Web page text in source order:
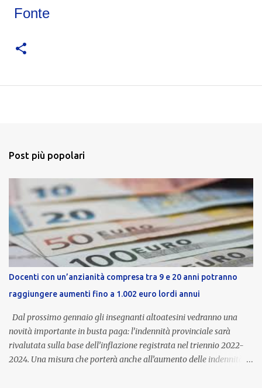
Fonte
Post più popolari
Docenti con un’anzianità compresa tra 9 e 20 anni potranno
raggiungere aumenti fino a 1.002 euro lordi annui
Dal prossimo gennaio gli insegnanti altoatesini vedranno una
novità importante in busta paga: l’indennità provinciale sarà
rivalutata sulla base dell’inflazione registrata nel triennio 2022-
2024. Una misura che porterà anche all’aumento delle indennità di